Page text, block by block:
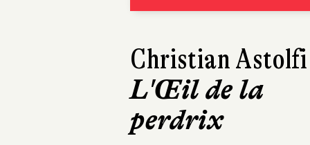
Christian Astolfi
L'Œil de la
perdrix